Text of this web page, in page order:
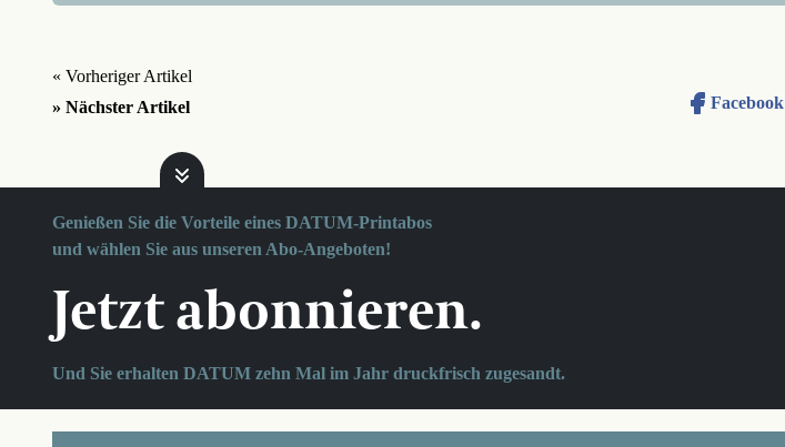
« Vorheriger Artikel
» Nächster Artikel
Facebook
Genießen Sie die Vorteile eines DATUM-Printabos
und wählen Sie aus unseren Abo-Angeboten!
Jetzt abonnieren.
Und Sie erhalten DATUM zehn Mal im Jahr druckfrisch zugesandt.